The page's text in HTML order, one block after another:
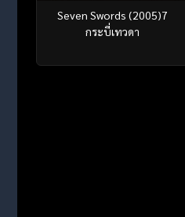
Seven Swords (2005)7
กระบี่เทวดา